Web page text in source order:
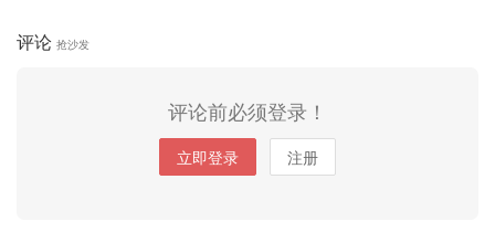
评论 抢沙发
评论前必须登录！
立即登录 注册